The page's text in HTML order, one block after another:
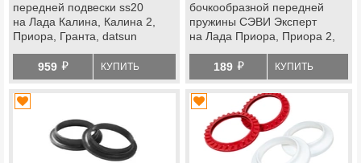
передней подвески ss20
на Лада Калина, Калина 2,
Приора, Гранта, datsun
959 й КУПИТЬ
бочкообразной передней
пружины СЭВИ Эксперт
на Лада Приора, Приора 2,
Гранта fl, datsun
189 й КУПИТЬ